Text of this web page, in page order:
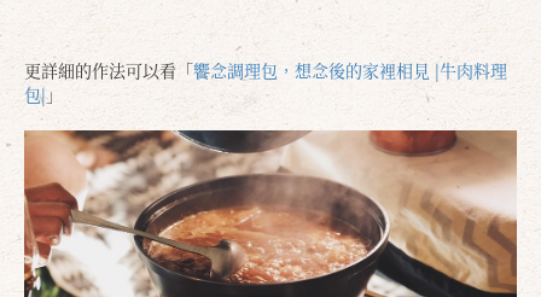
更詳細的作法可以看「饗念調理包，想念後的家裡相見 |牛肉料理
包|」